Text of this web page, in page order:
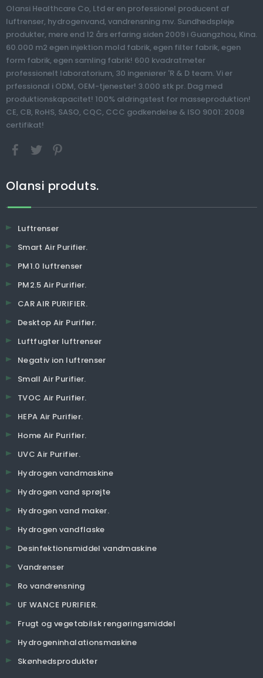
Olansi Healthcare Co, Ltd er en professionel producent af
luftrenser, hydrogenvand, vandrensning mv. Sundhedspleje
produkter, mere end 12 års erfaring siden 2009 i Guangzhou, Kina.
60.000 m2 egen injektion mold fabrik, egen filter fabrik, egen
form fabrik, egen samling fabrik! 600 kvadratmeter
professionelt laboratorium, 30 ingeniører 'R & D team. Vi er
prfessional i ODM, OEM-tjenester! 3.000 stk pr. Dag med
produktionskapacitet! 100% aldringstest for masseproduktion!
CE, CB, RoHS, SASO, CQC, CCC godkendelse & ISO 9001: 2008
certifikat!
Olansi produts.
Luftrenser
Smart Air Purifier.
PM1.0 luftrenser
PM2.5 Air Purifier.
CAR AIR PURIFIER.
Desktop Air Purifier.
Luftfugter luftrenser
Negativ ion luftrenser
Small Air Purifier.
TVOC Air Purifier.
HEPA Air Purifier.
Home Air Purifier.
UVC Air Purifier.
Hydrogen vandmaskine
Hydrogen vand sprøjte
Hydrogen vand maker.
Hydrogen vandflaske
Desinfektionsmiddel vandmaskine
Vandrenser
Ro vandrensning
UF WANCE PURIFIER.
Frugt og vegetabilsk rengøringsmiddel
Hydrogeninhalationsmaskine
Skønhedsprodukter